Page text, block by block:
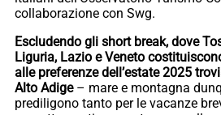
collaborazione con Swg.
Escludendo gli short break, dove
Liguria, Lazio e Veneto
alle preferenze dell’estate 2025
Alto Adige – mare e montagna
prediligono tanto per le vacanze